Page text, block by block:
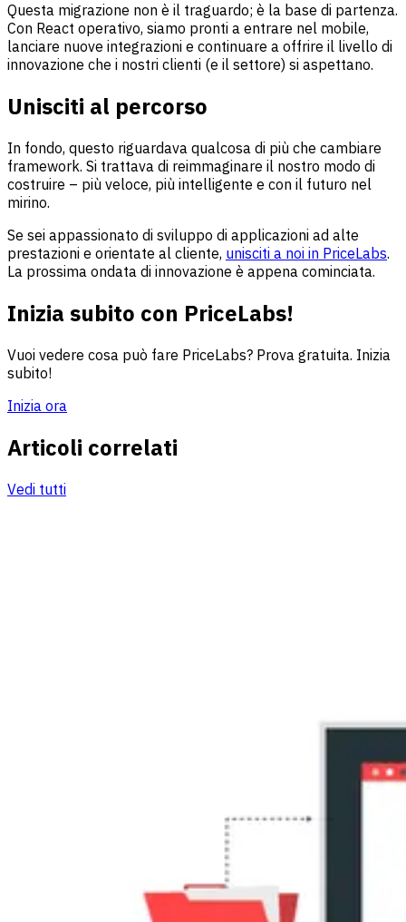
Questa migrazione non è il traguardo; è la base di partenza.
Con React operativo, siamo pronti a entrare nel mobile,
lanciare nuove integrazioni e continuare a offrire il livello di
innovazione che i nostri clienti (e il settore) si aspettano.
Unisciti al percorso
In fondo, questo riguardava qualcosa di più che cambiare
framework. Si trattava di reimmaginare il nostro modo di
costruire – più veloce, più intelligente e con il futuro nel
mirino.
Se sei appassionato di sviluppo di applicazioni ad alte
prestazioni e orientate al cliente, unisciti a noi in PriceLabs.
La prossima ondata di innovazione è appena cominciata.
Inizia subito con PriceLabs!
Vuoi vedere cosa può fare PriceLabs? Prova gratuita. Inizia
subito!
Inizia ora
Articoli correlati
Vedi tutti